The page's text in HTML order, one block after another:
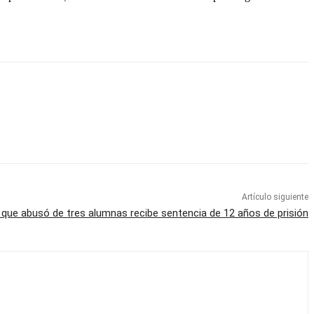
Artículo siguiente
abusó de tres alumnas recibe sentencia de 12 años de prisión